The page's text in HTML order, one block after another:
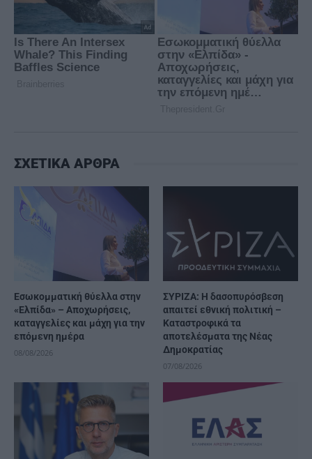
ΣΧΕΤΙΚΑ ΑΡΘΡΑ
Εσωκομματική θύελλα στην
«Ελπίδα» – Αποχωρήσεις,
καταγγελίες και μάχη για την
επόμενη ημέρα
08/08/2026
ΣΥΡΙΖΑ: Η δασοπυρόσβεση
απαιτεί εθνική πολιτική –
Καταστροφικά τα
αποτελέσματα της Νέας
Δημοκρατίας
07/08/2026